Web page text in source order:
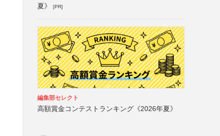
夏》
[PR]
編集部セレクト
高額賞金コンテストランキング《2026年夏》